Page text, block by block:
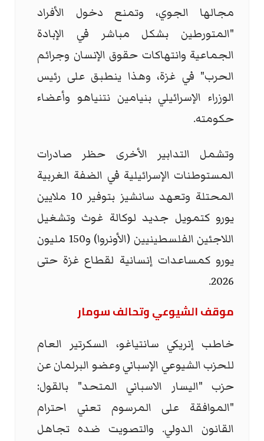
مجالها الجوي، وتمنع دخول الأفراد
"المتورطين بشكل مباشر في الإبادة
الجماعية وانتهاكات حقوق الإنسان وجرائم
الحرب" في غزة، وهذا ينطبق على رئيس
الوزراء الإسرائيلي بنيامين نتنياهو وأعضاء
حكومته.
وتشمل التدابير الأخرى حظر صادرات
المستوطنات الإسرائيلية في الضفة الغربية
المحتلة وتعهد سانشيز بتوفير 10 ملايين
يورو كتمويل جديد لوكالة غوث وتشغيل
اللاجئين الفلسطينيين (الأونروا) و150 مليون
يورو كمساعدات إنسانية لقطاع غزة حتى
2026.
موقف الشيوعي وتحالف سومار
خاطب إنريكي سانتياغو، السكرتير العام
للحزب الشيوعي الإسباني وعضو البرلمان عن
حزب "اليسار الاسباني المتحد" بالقول:
"الموافقة على المرسوم تعني احترام
القانون الدولي. والتصويت ضده تجاهل